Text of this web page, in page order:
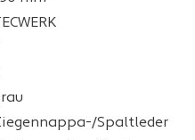
TECWERK
Spaltleder